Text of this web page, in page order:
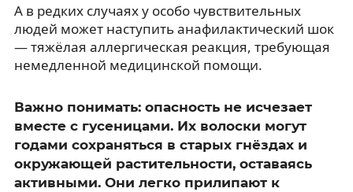
А в редких случаях у особо чувствительных
людей может наступить анафилактический шок
— тяжёлая аллергическая реакция, требующая
немедленной медицинской помощи.
Важно понимать: опасность не исчезает
вместе с гусеницами. Их волоски могут
годами сохраняться в старых гнёздах и
окружающей растительности, оставаясь
активными. Они легко прилипают к